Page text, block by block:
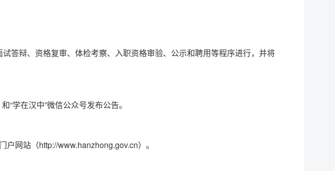
答辩、资格复审、体检考察、入职资格审验、公示和聘用等程序进行，并将
学在汉中”微信公众号发布公告。
网站（http://www.hanzhong.gov.cn）。